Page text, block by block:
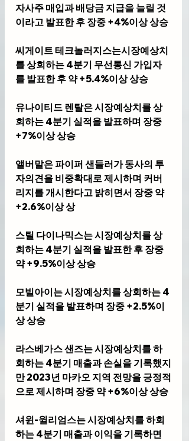
자사주 매입과 배당금 지급을 늘릴 것
이라고 발표한 후 장중 +4%이상 상승
씨게이트 테크놀러지스는시장예상치
를 상회하는 4분기 무선통신 가입자
를 발표한 후 약 +5.4%이상 상승
유나이티드 렌탈은 시장예상치를 상
회하는 4분기 실적을 발표하며 장중
+7%이상 상승
앨버말은 파이퍼 샌들러가 동사의 투
자의견을 비중확대로 제시하며 커버
리지를 개시한다고 밝히면서 장중 약
+2.6%이상 상
스틸 다이나믹스는 시장예상치를 상
회하는 4분기 실적을 발표한 후 장중
약 +9.5%이상 상승
모빌아이는 시장예상치를 상회하는 4
분기 실적을 발표하며 장중 +2.5%이
상 상승
라스베가스 샌즈는 시장예상치를 하
회하는 4분기 매출과 손실을 기록했지
만 2023년 마카오 지역 전망을 긍정적
으로 제시하며 장중 약 +6%이상 상승
셔윈-윌리엄스는 시장예상치를 하회
하는 4분기 매출과 이익을 기록하면